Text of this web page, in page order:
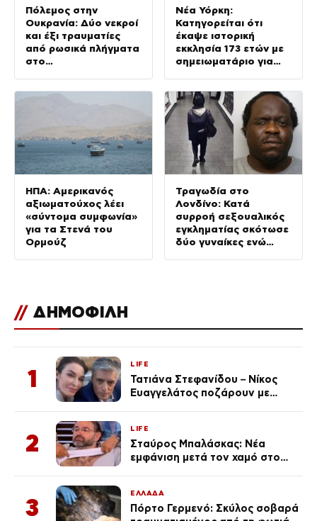
Πόλεμος στην
Ουκρανία: Δύο νεκροί
και έξι τραυματίες
από ρωσικά πλήγματα
στο
Νέα Υόρκη:
Κατηγορείται ότι
έκαψε ιστορική
εκκλησία 173 ετών με
σημειωματάριο για
ΗΠΑ: Αμερικανός
αξιωματούχος λέει
«σύντομα συμφωνία»
για τα Στενά του
Ορμούζ
Τραγωδία στο
Λονδίνο: Κατά
συρροή σεξουαλικός
εγκληματίας σκότωσε
δύο γυναίκες ενώ
// ΔΗΜΟΦΙΛΗ
1
LIFE
Τατιάνα Στεφανίδου – Νίκος
Ευαγγελάτος ποζάρουν με
2
LIFE
Σταύρος Μπαλάσκας: Νέα
εμφάνιση μετά τον χαμό στο
3
ΕΛΛΑΔΑ
Πόρτο Γερμενό: Σκύλος σοβαρά